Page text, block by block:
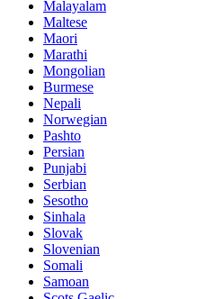
Malayalam
Maltese
Maori
Marathi
Mongolian
Burmese
Nepali
Norwegian
Pashto
Persian
Punjabi
Serbian
Sesotho
Sinhala
Slovak
Slovenian
Somali
Samoan